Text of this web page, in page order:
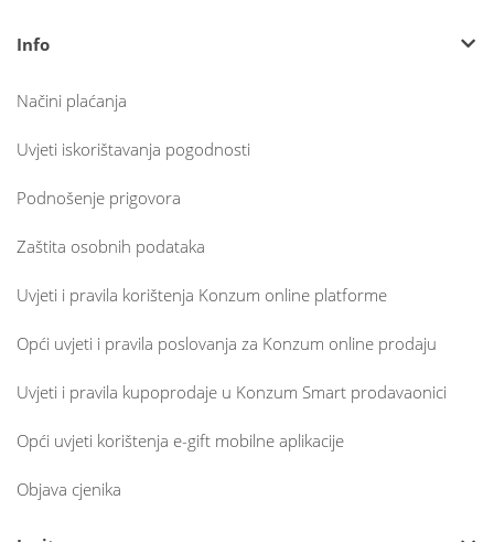
Info
Načini plaćanja
Uvjeti iskorištavanja pogodnosti
Podnošenje prigovora
Zaštita osobnih podataka
Uvjeti i pravila korištenja Konzum online platforme
Opći uvjeti i pravila poslovanja za Konzum online prodaju
Uvjeti i pravila kupoprodaje u Konzum Smart prodavaonici
Opći uvjeti korištenja e-gift mobilne aplikacije
Objava cjenika